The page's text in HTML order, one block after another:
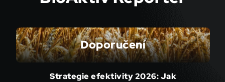
Doporučení
Strategie efektivity 2026: Jak